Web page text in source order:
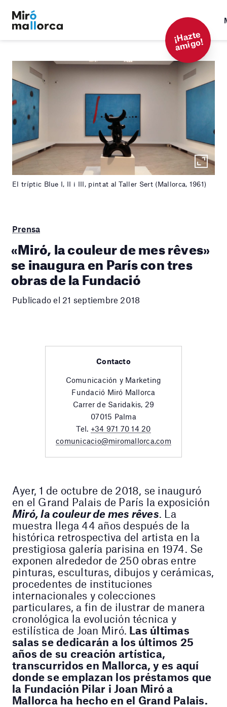
¡
Hazt
e
a
mi
g
o!
El tríptic Blue I, II i III, pintat al Taller Sert (Mallorca, 1961)
Prensa
«Miró, la couleur de mes rêves»
se inaugura en París con tres
obras de la Fundació
Publicado el 21 septiembre 2018
Contacto
Comunicación y Marketing
Fundació Miró Mallorca
Carrer de Saridakis, 29
07015 Palma
Tel. +34 971 70 14 20
comunicacio@miromallorca.com
Ayer, 1 de octubre de 2018, se inauguró
en el Grand Palais de París la exposición
Miró, la couleur de mes rêves . La
muestra llega 44 años después de la
histórica retrospectiva del artista en la
prestigiosa galería parisina en 1974. Se
exponen alrededor de 250 obras entre
pinturas, esculturas, dibujos y cerámicas,
procedentes de instituciones
internacionales y colecciones
particulares, a fin de ilustrar de manera
cronológica la evolución técnica y
estilística de Joan Miró. Las últimas
salas se dedicarán a los últimos 25
años de su creación artística,
transcurridos en Mallorca, y es aquí
donde se emplazan los préstamos que
la Fundación Pilar i Joan Miró a
Mallorca ha hecho en el Grand Palais.